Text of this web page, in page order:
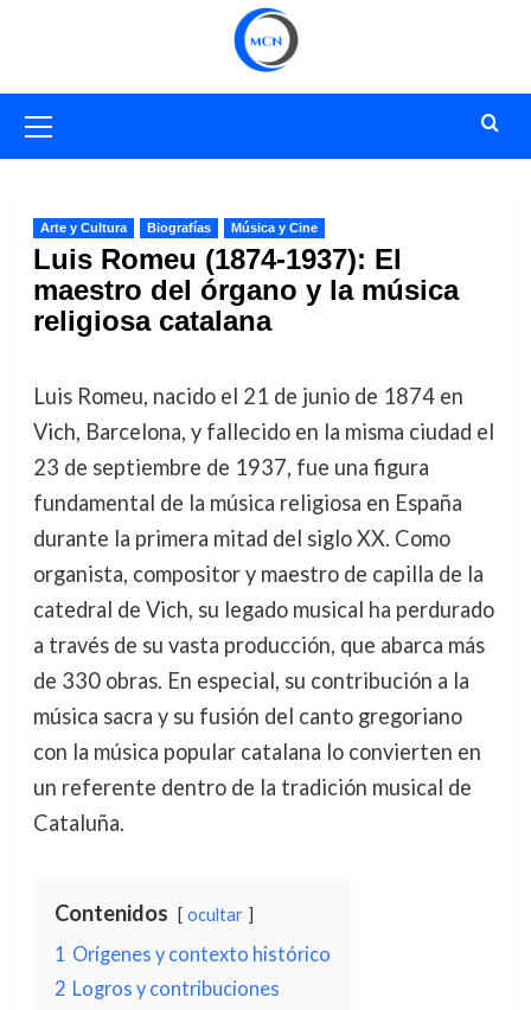
primario
Arte y Cultura Biografías Música y Cine
Luis Romeu (1874-1937): El
maestro del órgano y la música
religiosa catalana
Luis Romeu, nacido el 21 de junio de 1874 en
Vich, Barcelona, y fallecido en la misma ciudad el
23 de septiembre de 1937, fue una figura
fundamental de la música religiosa en España
durante la primera mitad del siglo XX. Como
organista, compositor y maestro de capilla de la
catedral de Vich, su legado musical ha perdurado
a través de su vasta producción, que abarca más
de 330 obras. En especial, su contribución a la
música sacra y su fusión del canto gregoriano
con la música popular catalana lo convierten en
un referente dentro de la tradición musical de
Cataluña.
Contenidos ocultar
1 Orígenes y contexto histórico
2 Logros y contribuciones